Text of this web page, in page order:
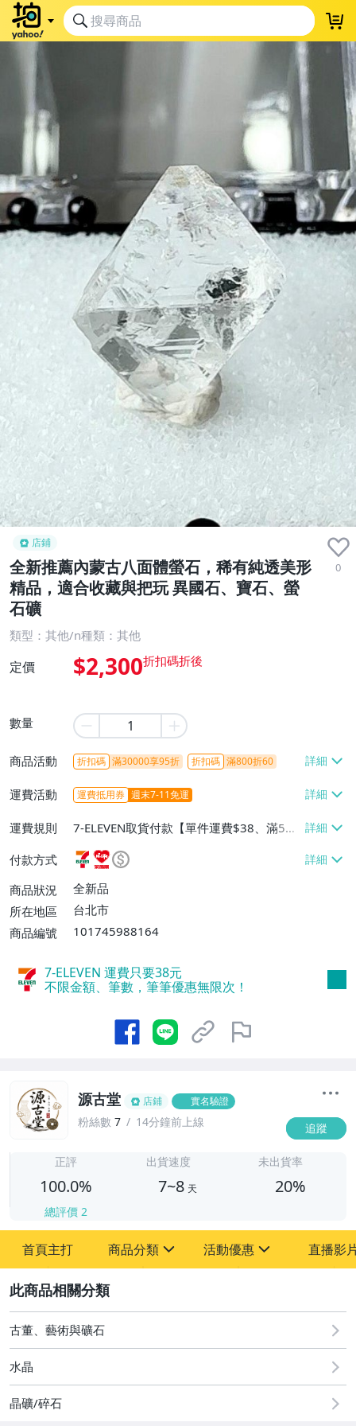
店鋪
全新推薦內蒙古八面體螢石，稀有純透美形
精品，適合收藏與把玩 異國石、寶石、螢
石礦
0
類型：其他/n種類：其他
定價 $2,300
數量
商品活動 折扣碼 滿30000享95折 折扣碼 滿800折60
運費活動 運費抵用券 週末7-11免運
運費規則
7-ELEVEN取貨付款【單件運費$38、滿5件
或消費滿$1298免運費】、7-ELEVEN取貨
不付款【免運費】、萊爾富取貨付款【單件
運費$60、滿5件或消費滿$1298免運
費】、宅配/貨運【單件運費$120、滿5件
付款方式
商品狀況
全新品
所在地區
台北市
商品編號
101745988164
7-ELEVEN 運費只要38元
不限金額、筆數，筆筆優惠無限次！
源古堂 店鋪 實名驗證
粉絲數 7 14分鐘前上線 追蹤
正評
100.0%
總評價 2
出貨速度
7~8 天
未出貨率
20%
首頁主打 商品分類
其它
活動優惠
[全店] 周年慶
[全店] 粉絲專享
直播影
古董、藝術與礦石
水晶
晶礦/碎石